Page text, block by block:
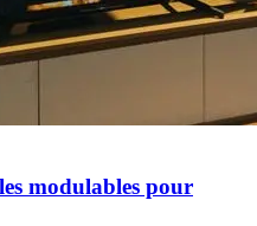
modulables pour